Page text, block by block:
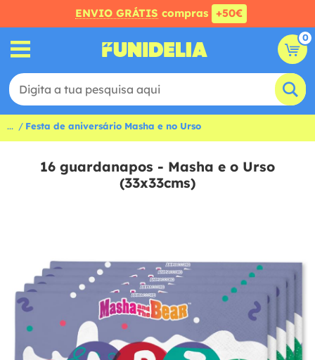
ENVIO GRÁTIS compras +50€
0
... Festa de aniversário Masha e no Urso
16 guardanapos - Masha e o Urso
(33x33cms)